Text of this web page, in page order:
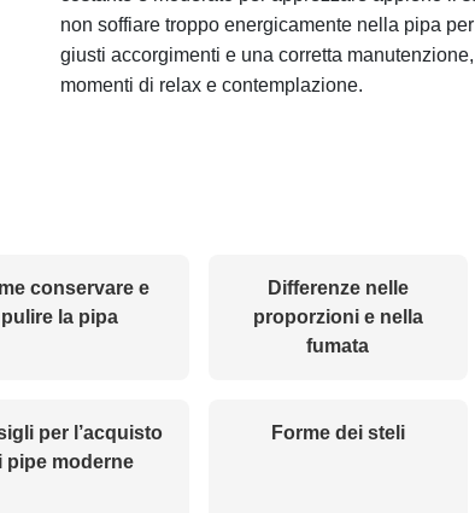
non soffiare troppo energicamente nella pipa
giusti accorgimenti e una corretta
momenti di relax e contemplazione.
conservare e
pulire la pipa
Differenze nelle
proporzioni e nella
fumata
per l’acquisto
pipe moderne
Forme dei steli